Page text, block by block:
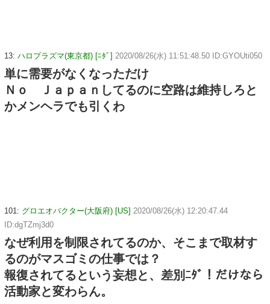
13: ハロプラズマ(東京都) [ﾆﾀﾞ] 2020/08/26(水) 11:51:48.50 ID:GYOUti050
単に需要がなくなっただけ
Ｎｏ Ｊａｐａｎしてるのに空路は維持しろと
かメンヘラでも引くわ
101: グロエオバクター(大阪府) [US] 2020/08/26(水) 12:20:47.44
ID:dgTZmj3d0
なぜ利用を制限されてるのか、そこまで取材す
るのがマスゴミの仕事では？
報復されてるという妄想と、差別ﾆﾀﾞ！だけなら
活動家と変わらん。